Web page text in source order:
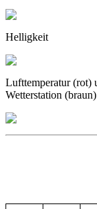
Helligkeit
Lufttemperatur (rot)
Wetterstation